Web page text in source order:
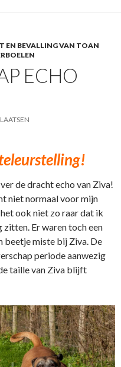
EN BEVALLING VAN TOAN
ECHO
de dracht echo van Ziva!
niet normaal voor mijn
ook niet zo raar dat ik
zitten. Er waren toch een
beetje miste bij Ziva. De
periode aanwezig
taille van Ziva blijft